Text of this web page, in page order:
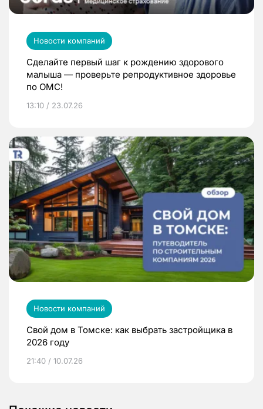
Новости компаний
Сделайте первый шаг к рождению здорового
малыша — проверьте репродуктивное здоровье
по ОМС!
13:10 / 23.07.26
Новости компаний
Свой дом в Томске: как выбрать застройщика в
2026 году
21:40 / 10.07.26